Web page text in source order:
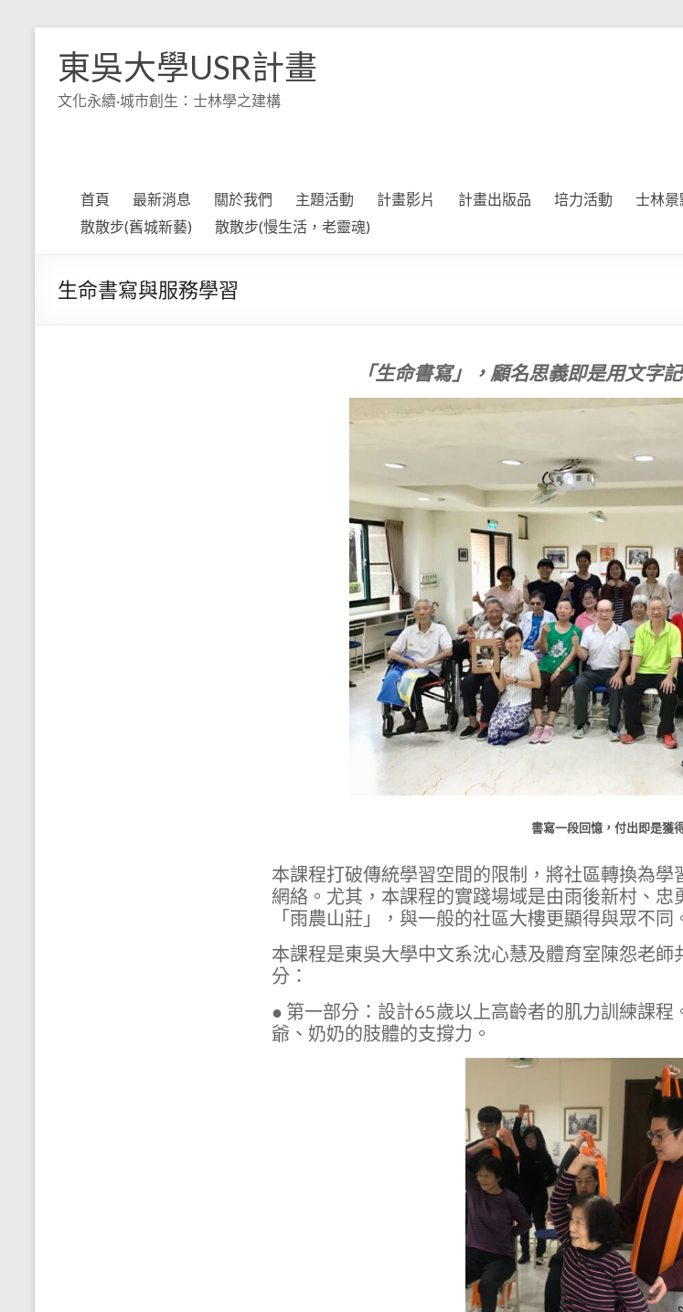
content
東吳大學USR計畫
文化永續·城市創生：士林學之建構
首頁 最新消息 關於我們 主題活動 計畫影片 計畫出版品 培力活動 士林景
散散步(舊城新藝)
散散步(慢生活，老靈魂)
生命書寫與服務學習
「生命書寫」，顧名思義即是用文字
書寫一段回憶，付出即是獲
本課程打破傳統學習空間的限制，將社區轉換為
網絡。尤其，本課程的實踐場域是由雨後新村、
「雨農山莊」，與一般的社區大樓更顯得與眾不同
本課程是東吳大學中文系沈心慧及體育室陳怨老
分：
● 第一部分：設計65歲以上高齡者的肌力訓練課
爺、奶奶的肢體的支撐力。